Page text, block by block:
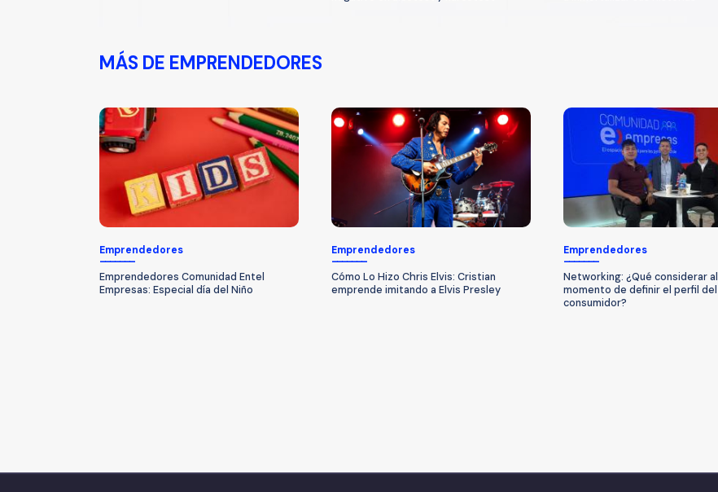
MÁS DE EMPRENDEDORES
Emprendedores
Emprendedores Comunidad Entel
Empresas: Especial día del Niño
Emprendedores
Cómo Lo Hizo Chris Elvis: Cristian
emprende imitando a Elvis Presley
Emprendedores
Networking: ¿Qué considerar al
momento de definir el perfil del
consumidor?